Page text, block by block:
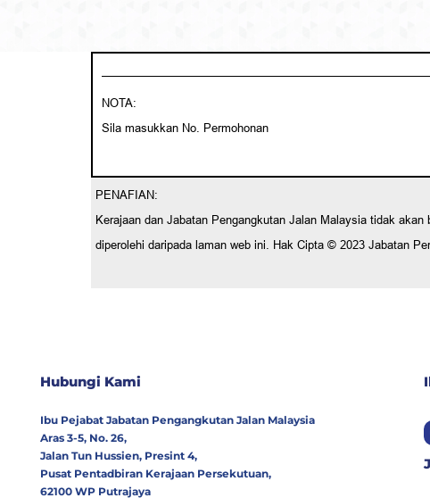
NOTA:
Sila masukkan No. Permohonan
PENAFIAN:
Kerajaan dan Jabatan Pengangkutan Jalan Malaysia tidak
diperolehi daripada laman web ini. Hak Cipta © 2023 Jabatan
Hubungi Kami
Ibu Pejabat Jabatan Pengangkutan Jalan Malaysia
Aras 3-5, No. 26,
Jalan Tun Hussien, Presint 4,
Pusat Pentadbiran Kerajaan Persekutuan,
62100 WP Putrajaya